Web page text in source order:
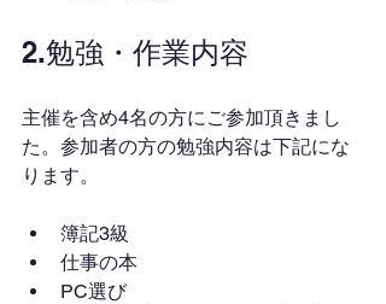
2.勉強・作業内容
主催を含め4名の方にご参加頂きまし
た。参加者の方の勉強内容は下記にな
ります。
簿記3級
仕事の本
PC選び